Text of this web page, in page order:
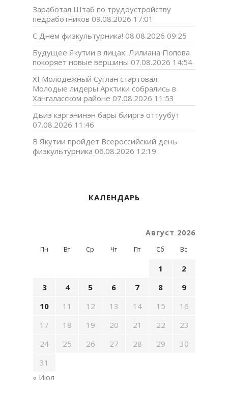
Заработал Штаб по трудоустройству
педработников 09.08.2026 17:01
С Днем физкультурника! 08.08.2026 09:25
Будущее Якутии в лицах: Лилиана Попова
покоряет новые вершины 07.08.2026 14:54
XI Молодёжный Суглан стартовал:
Молодые лидеры Арктики собрались в
Хангаласском районе 07.08.2026 11:53
Дьиэ кэргэнинэн бары бииргэ оттуубут
07.08.2026 11:46
В Якутии пройдет Всероссийский день
физкультурника 06.08.2026 12:19
КАЛЕНДАРЬ
Август 2026
Пн Вт Ср Чт Пт Сб Вс
1
2
3
4 5 6 7 8
9
10
11 12 13 14 15
16
17
18 19 20 21 22
23
24
25 26 27 28 29
30
31
« Июл